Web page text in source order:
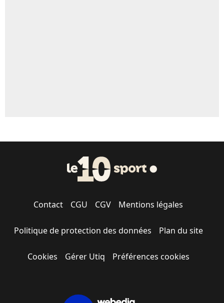
Contact CGU CGV Mentions légales
Politique de protection des données Plan du site
Cookies Gérer Utiq Préférences cookies